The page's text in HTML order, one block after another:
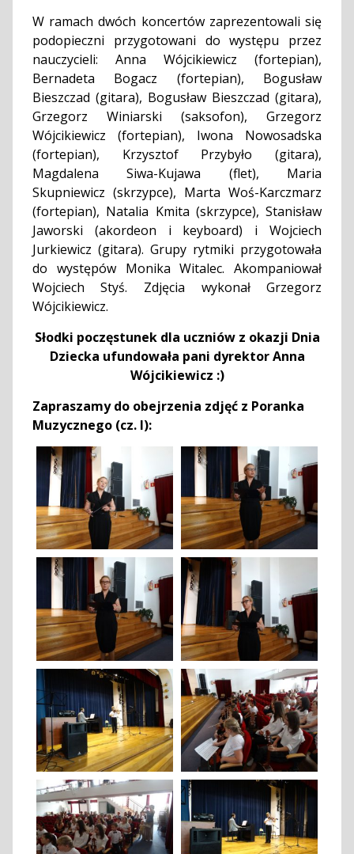
W ramach dwóch koncertów zaprezentowali się
podopieczni przygotowani do występu przez
nauczycieli: Anna Wójcikiewicz (fortepian),
Bernadeta Bogacz (fortepian), Bogusław
Bieszczad (gitara), Bogusław Bieszczad (gitara),
Grzegorz Winiarski (saksofon), Grzegorz
Wójcikiewicz (fortepian), Iwona Nowosadska
(fortepian), Krzysztof Przybyło (gitara),
Magdalena Siwa-Kujawa (flet), Maria
Skupniewicz (skrzypce), Marta Woś-Karczmarz
(fortepian), Natalia Kmita (skrzypce), Stanisław
Jaworski (akordeon i keyboard) i Wojciech
Jurkiewicz (gitara). Grupy rytmiki przygotowała
do występów Monika Witalec. Akompaniował
Wojciech Styś. Zdjęcia wykonał Grzegorz
Wójcikiewicz.
Słodki poczęstunek dla uczniów z okazji Dnia
Dziecka ufundowała pani dyrektor Anna
Wójcikiewicz :)
Zapraszamy do obejrzenia zdjęć z Poranka
Muzycznego (cz. I):